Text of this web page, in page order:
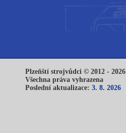
Plzeňští strojvůdci © 2012 - 2026
Všechna práva vyhrazena
Poslední aktualizace: 3. 8. 2026